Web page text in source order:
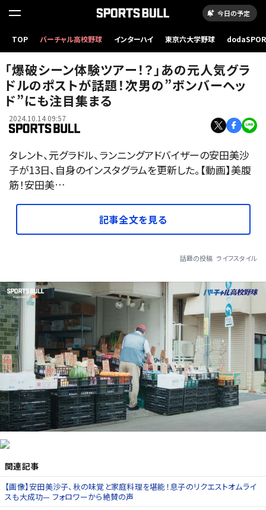
今日の予定
TOP バーチャル高校野球 インターハイ 東京六大学野球
「爆破シーン体験ツアー！？」あの元人気グラ
ドルのポストが話題！次男の”ボンバーヘッ
ド”にも注目集まる
2024.10.14 09:57
タレント、元グラドル、ランニングアドバイザーの安田美沙
子が13日、自身のインスタグラムを更新した。【動画】美腹
筋！安田美…
記事全文を見る
話題の投稿 ライフスタイル
関連記事
【画像】安田美沙子、秋の味覚と家庭料理を堪能！息子のリクエストオムライ
スも大成功— フォロワーから絶賛の声